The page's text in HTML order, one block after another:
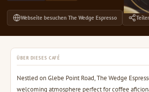
Webseite besuchen The Wedge Espresso
ÜBER DIESES CAFÉ
Nestled on Glebe Point Road, The Wedge
welcoming atmosphere perfect for coffee